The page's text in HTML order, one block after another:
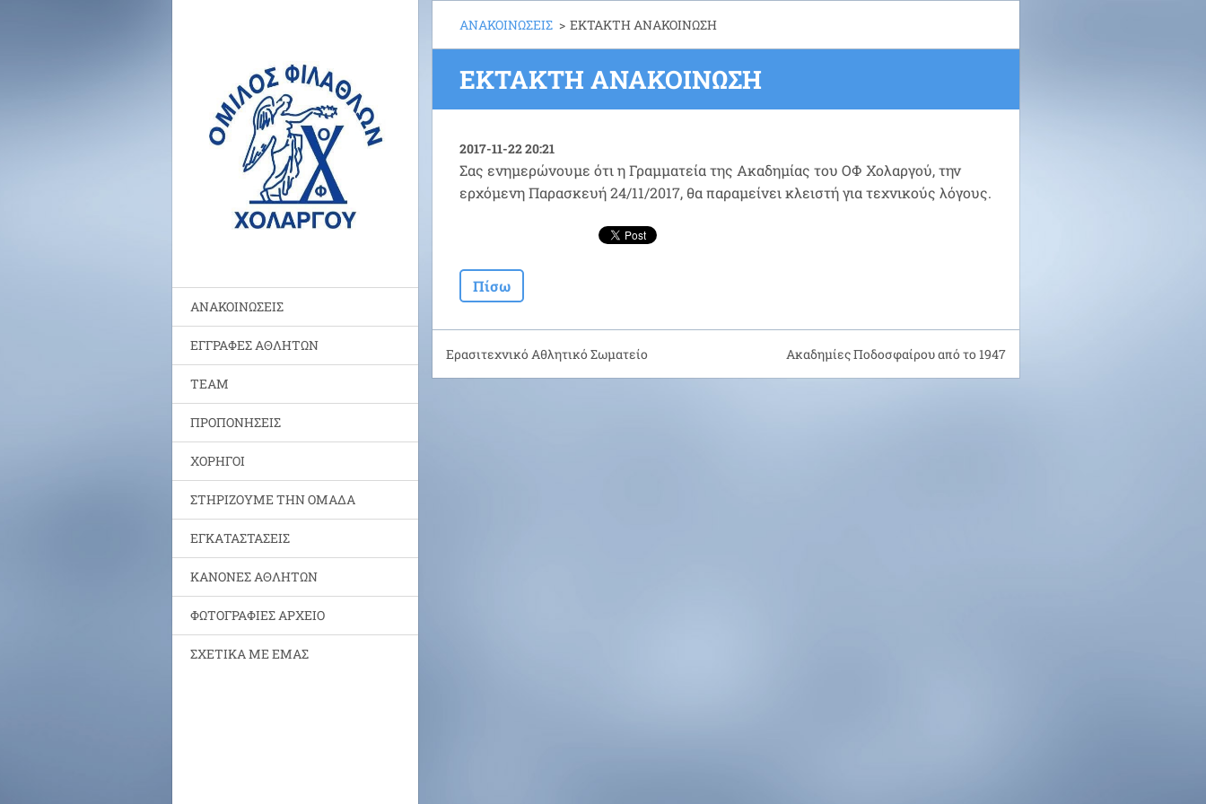
ΑΝΑΚΟΙΝΩΣΕΙΣ
ΕΓΓΡΑΦΕΣ ΑΘΛΗΤΩΝ
TEAM
ΠΡΟΠΟΝΗΣΕΙΣ
ΧΟΡΗΓΟΙ
ΣΤΗΡΙΖΟΥΜΕ ΤΗΝ ΟΜΑΔΑ
ΕΓΚΑΤΑΣΤΑΣΕΙΣ
ΚΑΝΟΝΕΣ ΑΘΛΗΤΩΝ
ΦΩΤΟΓΡΑΦΙΕΣ ΑΡΧΕΙΟ
ΣΧΕΤΙΚΑ ΜΕ ΕΜΑΣ
ΑΝΑΚΟΙΝΩΣΕΙΣ > EKTAKTH ΑΝΑΚΟΙΝΩΣΗ
EKTAKTH ΑΝΑΚΟΙΝΩΣΗ
2017-11-22 20:21
Σας ενημερώνουμε ότι η Γραμματεία της Ακαδημίας του ΟΦ Χολαργού, την
ερχόμενη Παρασκευή 24/11/2017, θα παραμείνει κλειστή για τεχνικούς λόγους.
Πίσω
Ερασιτεχνικό Αθλητικό Σωματείο Ακαδημίες Ποδοσφαίρου από το 1947